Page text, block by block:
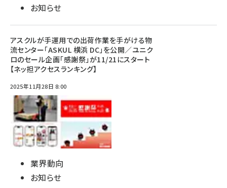
お知らせ
アスクルが手運用での出荷作業を手がける物
流センター「ASKUL 横浜 DC」を公開／ユニク
ロのセール企画「感謝祭」が11/21にスタート
【ネッ担アクセスランキング】
2025年11月28日 8:00
業界動向
お知らせ